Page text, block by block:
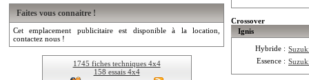
Faites vous connaitre !
Cet emplacement publicitaire est disponible à la location,
contactez nous !
1745 fiches techniques 4x4
158 essais 4x4
Crossover
Ignis
Hybride :
Essence :